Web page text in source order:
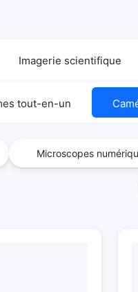
Imagerie scientifique
tout-en-un
Microscopes